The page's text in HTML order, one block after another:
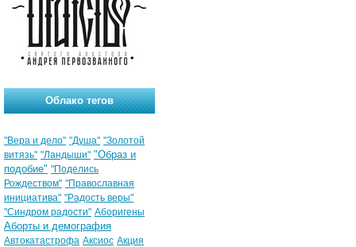
Облако тегов
"Вера и дело" "Душа" "Золотой
витязь" "Ландыши" "Образ и
подобие" "Поделись
Рождеством" "Православная
инициатива" "Радость веры"
"Синдром радости" Аборигены
Аборты и демография
Автокатастрофа Аксиос Акция